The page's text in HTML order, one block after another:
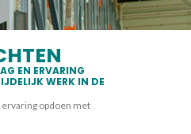
EN ERVARING
WERK IN DE
ervaring opdoen met